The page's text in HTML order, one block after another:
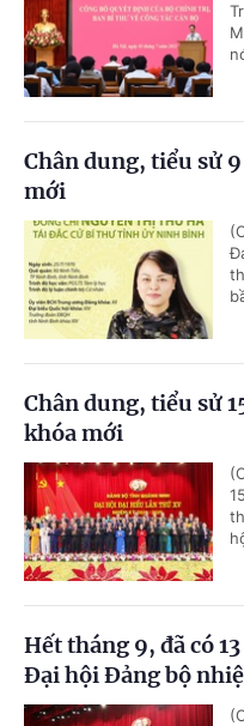
Chân dung, tiểu sử
mới
Chân dung, tiểu sử
khóa mới
Hết tháng 9, đã có
Đại hội Đảng bộ